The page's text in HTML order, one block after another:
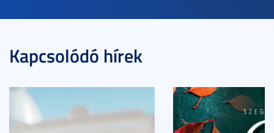
Kapcsolódó hírek